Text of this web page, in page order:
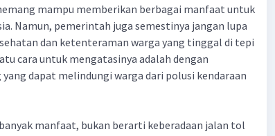
mampu memberikan berbagai manfaat untuk
Namun, pemerintah juga semestinya jangan lupa
dan ketenteraman warga yang tinggal di tepi
cara untuk mengatasinya adalah dengan
dapat melindungi warga dari polusi kendaraan
manfaat, bukan berarti keberadaan jalan tol